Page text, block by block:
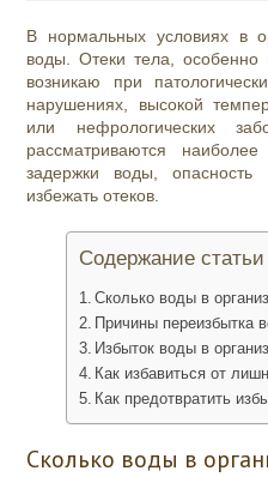
В нормальных условиях в
воды. Отеки тела,
возникаю при
нарушениях, высокой
или нефрологических
рассматриваются
задержки воды,
избежать отеков.
Содержание статьи
Сколько воды в
Причины переизбытка
Избыток воды в
Как избавиться от
Как предотвратить
Сколько воды в